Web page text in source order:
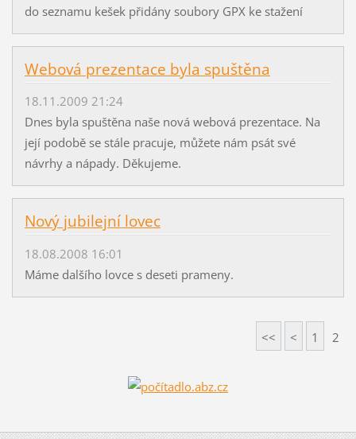
do seznamu kešek přidány soubory GPX ke stažení
Webová prezentace byla spuštěna
18.11.2009 21:24
Dnes byla spuštěna naše nová webová prezentace. Na
její podobě se stále pracuje, můžete nám psát své
návrhy a nápady. Děkujeme.
Nový jubilejní lovec
18.08.2008 16:01
Máme dalšího lovce s deseti prameny.
<< < 1 2